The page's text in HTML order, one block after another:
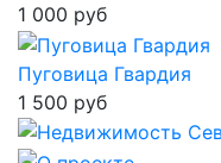
1 000 руб
Пуговица Гвардия
1 500 руб